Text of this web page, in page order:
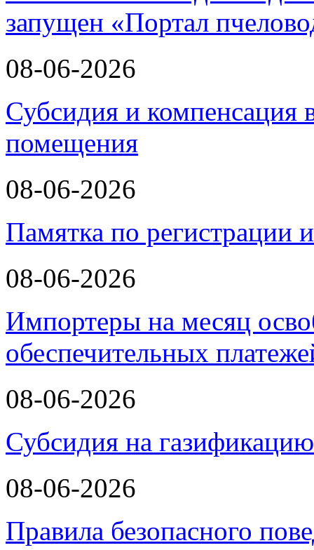
запущен «Портал
08-06-2026
Субсидия и компенсация
помещения
08-06-2026
Памятка по
08-06-2026
Импортеры на месяц
обеспечительных
08-06-2026
Субсидия на
08-06-2026
Правила безопасного